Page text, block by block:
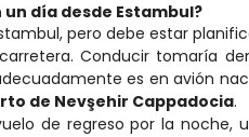
día desde Estambul?
pero debe estar
Conducir tomaría
es en avión
de Nevşehir Cappadocia.
de regreso por la noche,